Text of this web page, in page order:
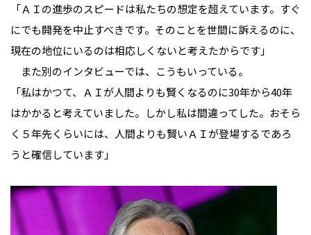
「ＡＩの進歩のスピードは私たちの想定を超えています。すぐ
にでも開発を中止すべきです。そのことを世間に訴えるのに、
現在の地位にいるのは相応しくないと考えたからです」
また別のインタビューでは、こうもいっている。
「私はかつて、ＡＩが人間よりも賢くなるのに30年から40年
はかかると考えていました。しかし私は間違ってした。おそら
く５年先くらいには、人間よりも賢いＡＩが登場するであろ
うと確信しています」